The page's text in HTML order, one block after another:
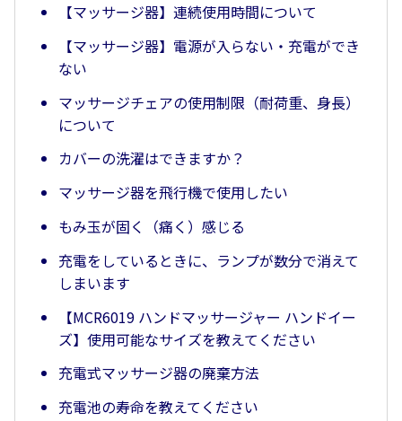
【マッサージ器】連続使用時間について
【マッサージ器】電源が入らない・充電ができ
ない
マッサージチェアの使用制限（耐荷重、身長）
について
カバーの洗濯はできますか？
マッサージ器を飛行機で使用したい
もみ玉が固く（痛く）感じる
充電をしているときに、ランプが数分で消えて
しまいます
【MCR6019 ハンドマッサージャー ハンドイー
ズ】使用可能なサイズを教えてください
充電式マッサージ器の廃棄方法
充電池の寿命を教えてください